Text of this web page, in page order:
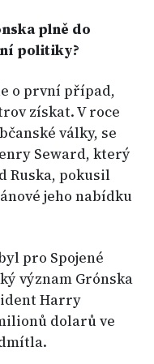
plně do
politiky?
o první případ,
získat. V roce
války, se
Seward, který
Ruska, pokusil
jeho nabídku
pro Spojené
význam Grónska
Harry
dolarů ve